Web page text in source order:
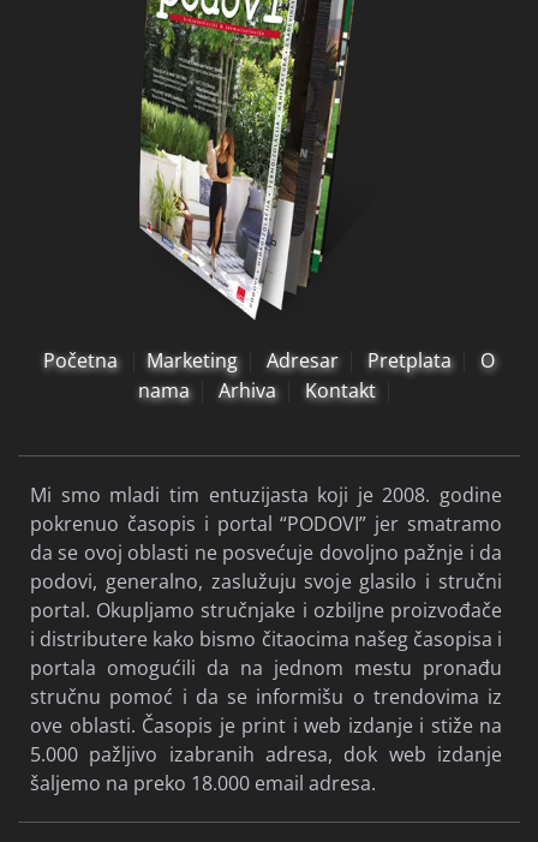
Početna Marketing Adresar Pretplata
O
nama
Arhiva Kontakt
Mi smo mladi tim entuzijasta koji je 2008. godine
pokrenuo časopis i portal “PODOVI” jer smatramo
da se ovoj oblasti ne posvećuje dovoljno pažnje i da
podovi, generalno, zaslužuju svoje glasilo i stručni
portal. Okupljamo stručnjake i ozbiljne proizvođače
i distributere kako bismo čitaocima našeg časopisa i
portala omogućili da na jednom mestu pronađu
stručnu pomoć i da se informišu o trendovima iz
ove oblasti. Časopis je print i web izdanje i stiže na
5.000 pažljivo izabranih adresa, dok web izdanje
šaljemo na preko 18.000 email adresa.